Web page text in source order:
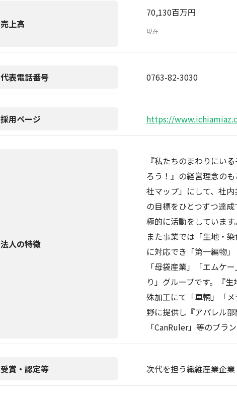
売上高
70,130百万円
現在
代表電話番号 0763-82-3030
採用ページ https://
法人の特徴
『私たちのまわりにい
ろう！』の経営理念の
社マップ」にして、社
の目標をひとつずつ達
極的に活動をしています。
また事業では「生地・
に対応でき「第一編物
「母袋産業」「エムケ
り」グループです。『
殊加工にて「車輛」「
野に提供し『アパレル
「CanRuler」等のブラ
受賞・認定等 次代を担う繊維産業企